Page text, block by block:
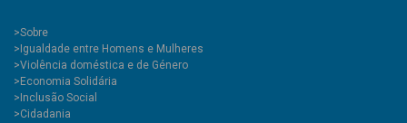
>Sobre
>Igualdade entre Homens e Mulheres
>Violência doméstica e de Género
>Economia Solidária
>Inclusão Social
>Cidadania